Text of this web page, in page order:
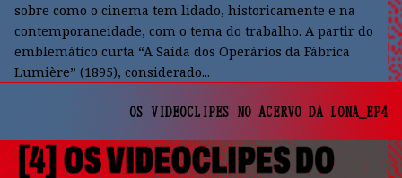
sobre como o cinema tem lidado, historicamente e na
contemporaneidade, com o tema do trabalho. A partir do
emblemático curta “A Saída dos Operários da Fábrica
Lumière” (1895), considerado...
OS VIDEOCLIPES NO ACERVO DA LONA_EP4